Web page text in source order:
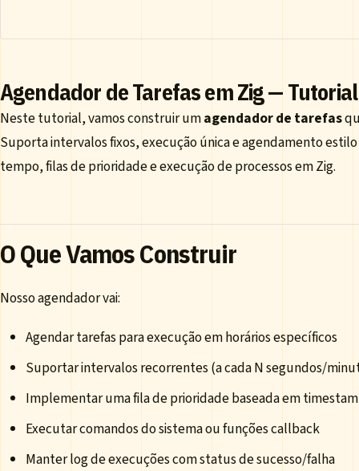
Agendador de Tarefas em Zig —
Neste tutorial, vamos construir umagendador de tarefas
Suporta intervalos fixos, execução única e agendamento
tempo, filas de prioridade e execução de processos em Zig.
O Que Vamos Construir
Nosso agendador vai:
Agendar tarefas para execução em horários específicos
Suportar intervalos recorrentes (a cada N segundos/
Implementar uma fila de prioridade baseada em
Executar comandos do sistema ou funções callback
Manter log de execuções com status de sucesso/falha